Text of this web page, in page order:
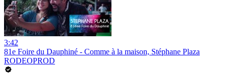
3:42
81e Foire du Dauphiné - Comme à la maison, Stéphane Plaza
RODEOPROD